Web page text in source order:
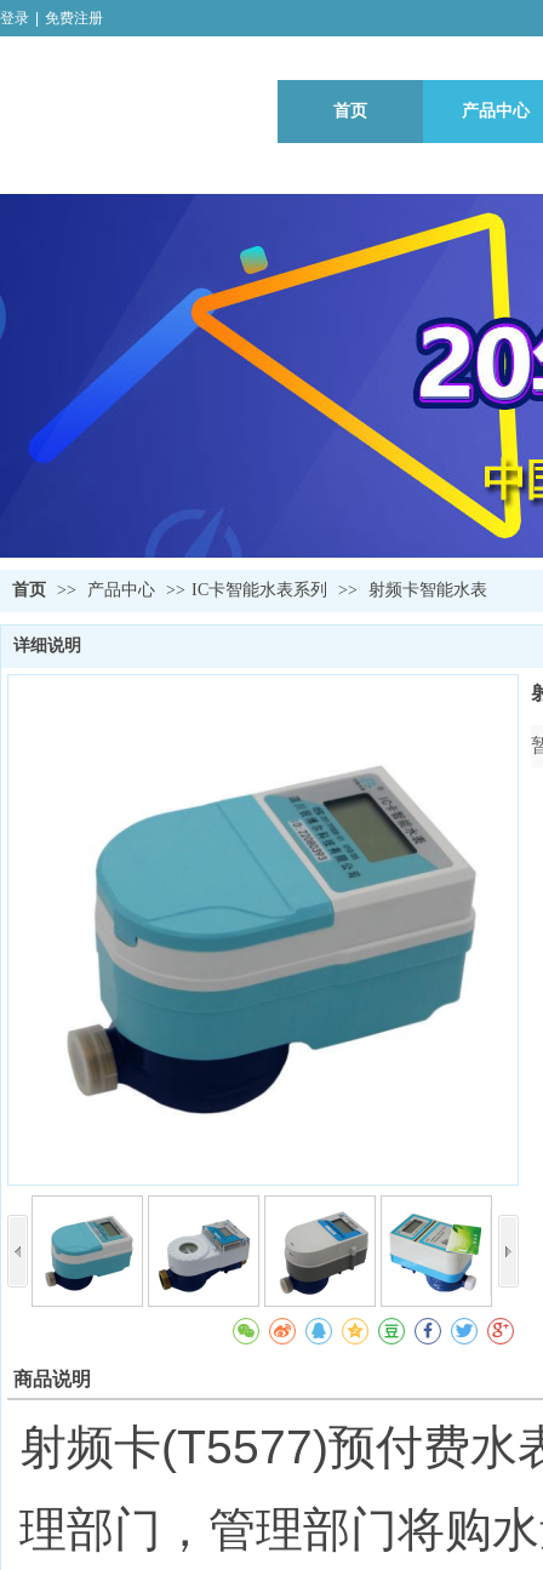
首页 产品中心
登录 免费注册
首页 >> 产品中心 >> IC卡智能水表系列 >> 射频卡智能水表
详细说明
商品说明
射频卡(T5577)预付费水
理部门，管理部门将购